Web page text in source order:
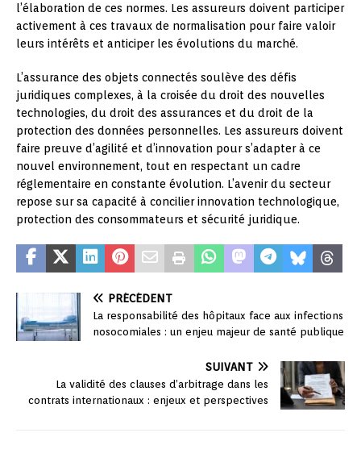
l’élaboration de ces normes. Les assureurs doivent participer
activement à ces travaux de normalisation pour faire valoir
leurs intérêts et anticiper les évolutions du marché.
L’assurance des objets connectés soulève des défis
juridiques complexes, à la croisée du droit des nouvelles
technologies, du droit des assurances et du droit de la
protection des données personnelles. Les assureurs doivent
faire preuve d’agilité et d’innovation pour s’adapter à ce
nouvel environnement, tout en respectant un cadre
réglementaire en constante évolution. L’avenir du secteur
repose sur sa capacité à concilier innovation technologique,
protection des consommateurs et sécurité juridique.
PRÉCÉDENT
La responsabilité des hôpitaux face aux infections
nosocomiales : un enjeu majeur de santé publique
SUIVANT
La validité des clauses d’arbitrage dans les
contrats internationaux : enjeux et perspectives